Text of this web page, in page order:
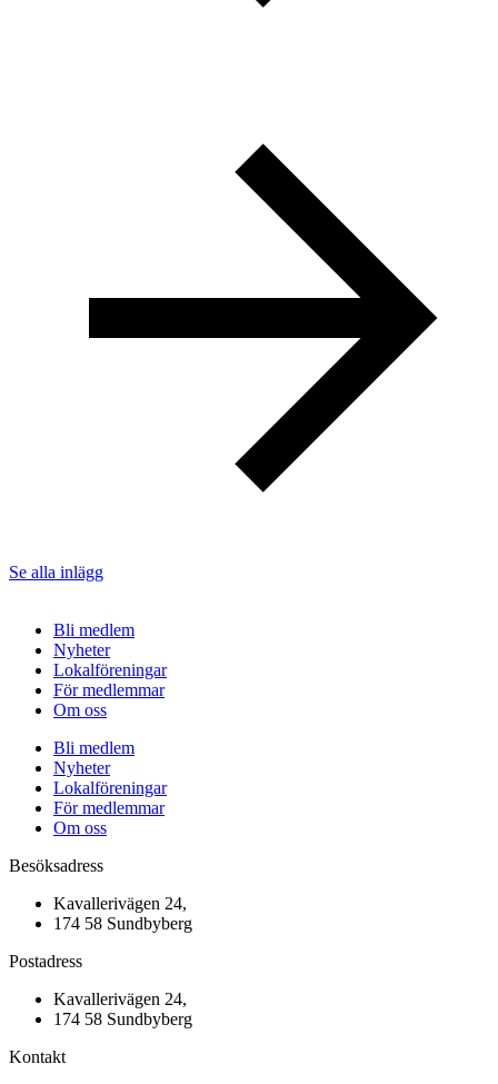
Se alla inlägg
Bli medlem
Nyheter
Lokalföreningar
För medlemmar
Om oss
Bli medlem
Nyheter
Lokalföreningar
För medlemmar
Om oss
Besöksadress
Kavallerivägen 24,
174 58 Sundbyberg
Postadress
Kavallerivägen 24,
174 58 Sundbyberg
Kontakt